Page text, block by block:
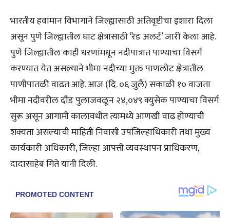
भारतीय हवामान विभागाने जिल्ह्यासाठी अतिवृष्टीचा इशारा दिला
असून पुणे जिल्ह्यातील घाट क्षेत्रासाठी ‘रेड अलर्ट’ जारी केला आहे.
पुणे जिल्ह्यातील काही धरणांमधून नदीपात्रात पाण्याचा विसर्ग
करण्यात येत असल्याने भीमा नदीच्या मुक्त पाणलोट क्षेत्रातील
पाणीपातळी वाढत आहे. आज (दि. ०६ जुलै) सकाळी १० वाजता
भीमा नदीवरील दौंड पुलाजवळून २४,०४९ क्युसेक पाण्याचा विसर्ग
सुरू असून आगामी कालावधीत त्यामध्ये आणखी वाढ होण्याची
शक्यता असल्याची माहिती निवासी उपजिल्हाधिकारी तथा मुख्य
कार्यकारी अधिकारी, जिल्हा आपत्ती व्यवस्थापन प्राधिकरण,
दादासाहेब गिते यांनी दिली.